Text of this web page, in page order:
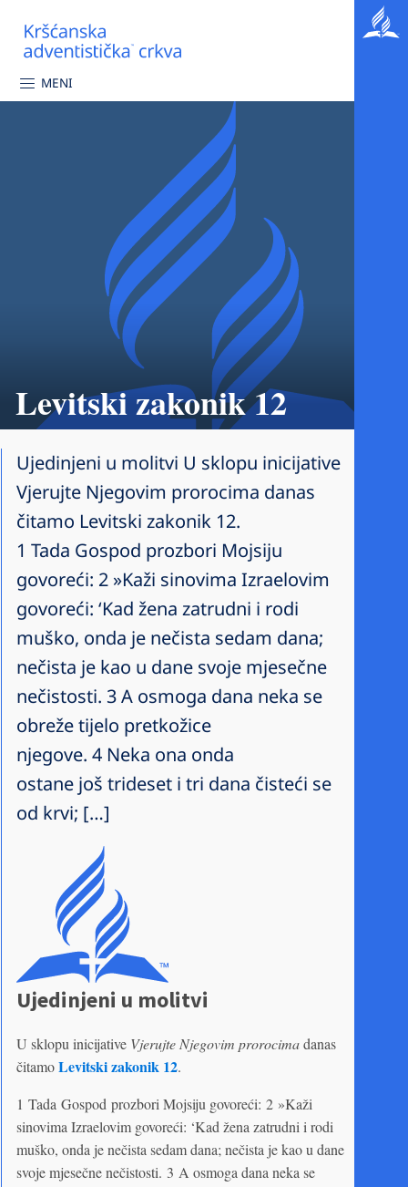
MENI
Levitski zakonik 12
Ujedinjeni u molitvi U sklopu inicijative
Vjerujte Njegovim prorocima danas
čitamo Levitski zakonik 12.
1 Tada Gospod prozbori Mojsiju
govoreći: 2 »Kaži sinovima Izraelovim
govoreći: ‘Kad žena zatrudni i rodi
muško, onda je nečista sedam dana;
nečista je kao u dane svoje mjesečne
nečistosti. 3 A osmoga dana neka se
obreže tijelo pretkožice
njegove. 4 Neka ona onda
ostane još trideset i tri dana čisteći se
od krvi; […]
Ujedinjeni u molitvi
U sklopu inicijative Vjerujte Njegovim prorocimadanas
čitamoLevitski zakonik 12.
1 Tada Gospod prozbori Mojsiju govoreći: 2 »Kaži
sinovima Izraelovim govoreći: ‘Kad žena zatrudni i rodi
muško, onda je nečista sedam dana; nečista je kao u dane
svoje mjesečne nečistosti. 3 A osmoga dana neka se